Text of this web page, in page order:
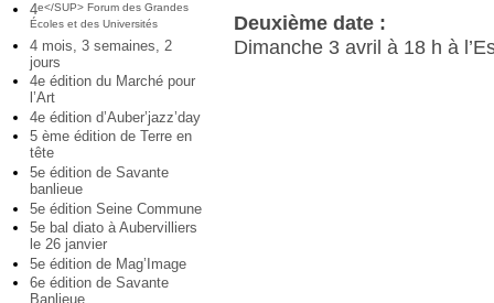
4e</SUP> Forum des Grandes
Écoles et des Universités
4 mois, 3 semaines, 2
jours
4e édition du Marché pour
l’Art
4e édition d’Auber’jazz’day
5 ème édition de Terre en
tête
5e édition de Savante
banlieue
5e édition Seine Commune
5e bal diato à Aubervilliers
le 26 janvier
5e édition de Mag’Image
6e édition de Savante
Banlieue
Deuxième date :
Dimanche 3 avril à 18 h à